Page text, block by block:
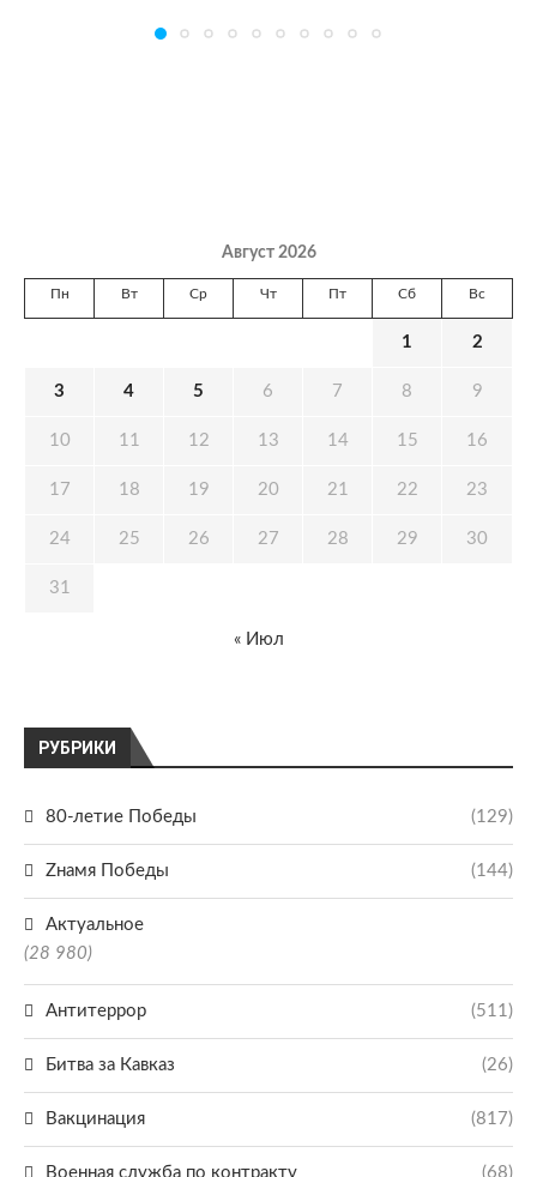
РУБРИКИ
80-летие Победы (129)
Zнамя Победы (144)
Актуальное
(28 980)
Антитеррор (511)
Битва за Кавказ (26)
Вакцинация (817)
Военная служба по контракту (68)
Август 2026
Пн Вт Ср Чт Пт Сб Вс
1 2
3 4 5 6 7 8 9
10 11 12 13 14 15 16
17 18 19 20 21 22 23
24 25 26 27 28 29 30
31
« Июл